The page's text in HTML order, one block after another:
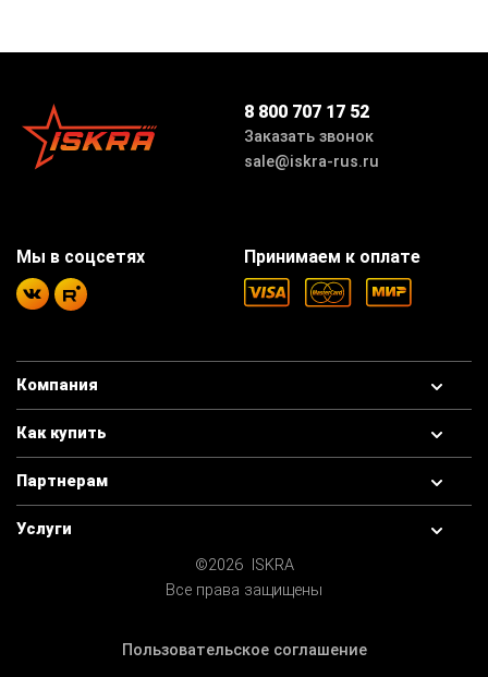
8 800 707 17 52
Заказать звонок
sale@iskra-rus.ru
Компания
Как купить
Партнерам
Услуги
©2026 ISKRA
Все права защищены
Пользовательское соглашение
Принимаем к оплате
Мы в соцсетях